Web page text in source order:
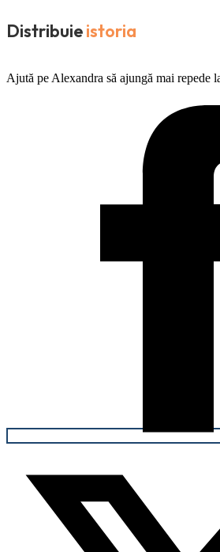
Distribuieistoria
Ajută pe Alexandra să ajungă mai repede